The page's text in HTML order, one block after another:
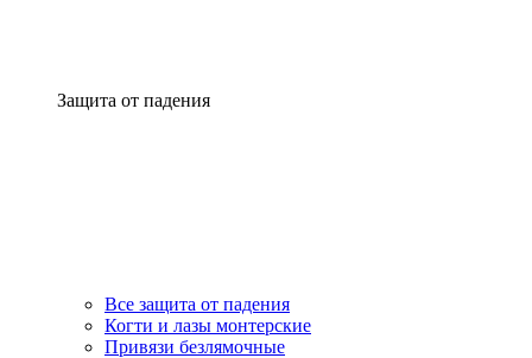
Защита от падения
Все защита от падения
Когти и лазы монтерские
Привязи безлямочные